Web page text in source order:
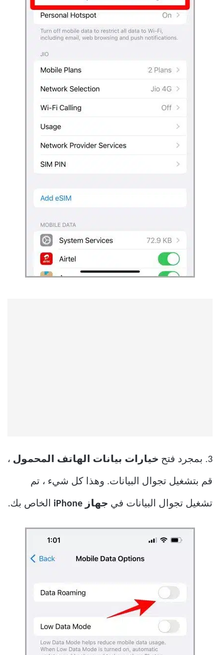
3. بمجرد فتح خيارات بيانات الهاتف المحمول ،
قم بتشغيل تجوال البيانات. وهذا كل شيء ، تم
تشغيل تجوال البيانات في جهاز iPhone الخاص بك.